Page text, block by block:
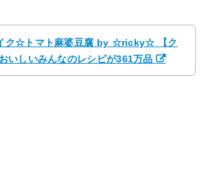
ク☆トマト麻婆豆腐 by ☆ricky☆ 【ク
いしいみんなのレシピが361万品